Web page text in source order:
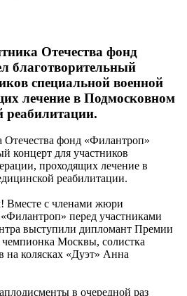
Отечества фонд
благотворительный
специальной военной
лечение в Подмосковном
реабилитации.
фонд «Филантроп»
концерт для участников
проходящих лечение в
реабилитации.
Вместе с членами жюри
перед участниками
выступили дипломант Премии
Москвы, солистка
на колясках «Дуэт» Анна
в очередной раз